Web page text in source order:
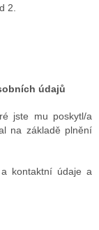
2.
údajů
jste mu poskytl/a
na základě plnění
a kontaktní údaje a